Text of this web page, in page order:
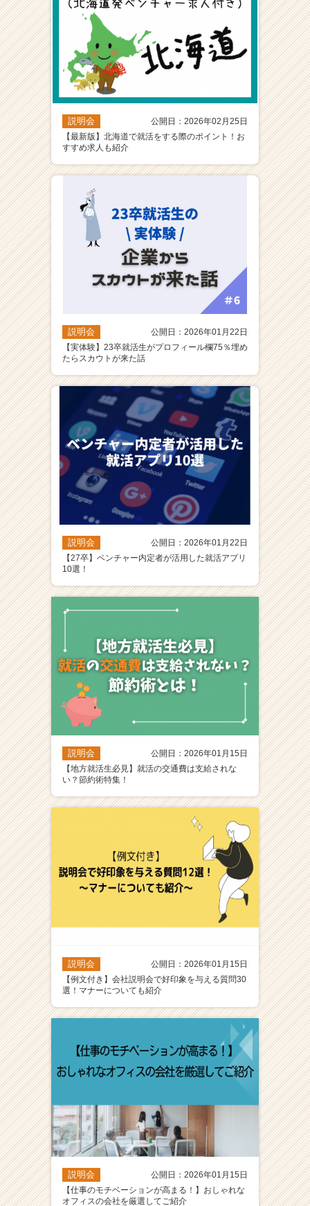
h
e
r
C
a
r
r）
説明会
公開日：2026年02月25日
【最新版】北海道で就活をする際のポイント！お
すすめ求人も紹介
説明会
公開日：2026年01月22日
【実体験】23卒就活生がプロフィール欄75％埋め
たらスカウトが来た話
説明会
公開日：2026年01月22日
【27卒】ベンチャー内定者が活用した就活アプリ
10選！
説明会
公開日：2026年01月15日
【地方就活生必見】就活の交通費は支給されな
い？節約術特集！
説明会
公開日：2026年01月15日
【例文付き】会社説明会で好印象を与える質問30
選！マナーについても紹介
説明会
公開日：2026年01月15日
【仕事のモチベーションが高まる！】おしゃれな
オフィスの会社を厳選してご紹介